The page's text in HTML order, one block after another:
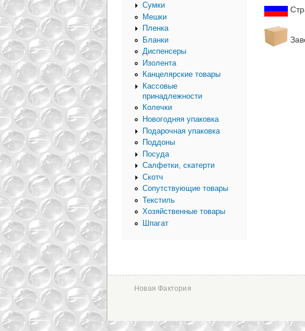
Сумки
Мешки
Пленка
Бланки
Диспенсеры
Изолента
Канцелярские товары
Кассовые
принадлежности
Колечки
Новогодняя упаковка
Подарочная упаковка
Поддоны
Посуда
Салфетки, скатерти
Скотч
Сопутствующие товары
Текстиль
Хозяйственные товары
Шпагат
Новая Фактория